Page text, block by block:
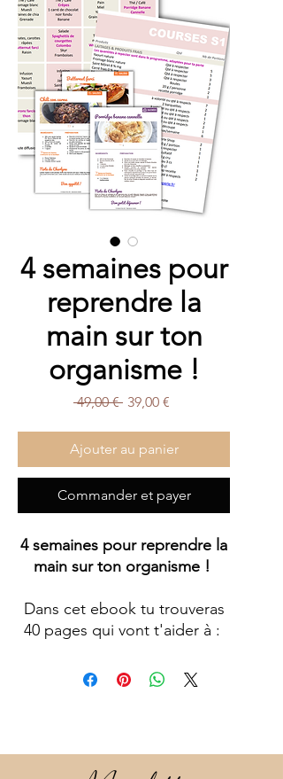
4 semaines pour
reprendre la
main sur ton
organisme !
49,00 € Prix
39,00 €
Ajouter au panier
Commander et payer
4 semaines pour reprendre la
main sur ton organisme !
Dans cet ebook tu trouveras
40 pages qui vont t'aider à :
équilibré
alimentation en raisin, trésors